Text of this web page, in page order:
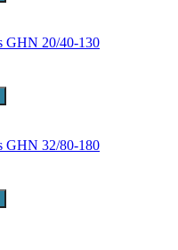
GHN 20/40-130
GHN 32/80-180